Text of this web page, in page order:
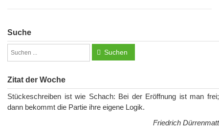
Suche
Suchen
Zitat der Woche
Stückeschreiben ist wie Schach: Bei der Eröffnung ist man frei;
dann bekommt die Partie ihre eigene Logik.
Friedrich Dürrenmatt